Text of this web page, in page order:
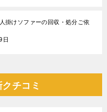
掛けソファーの回収・処分ご依
日
チコミ